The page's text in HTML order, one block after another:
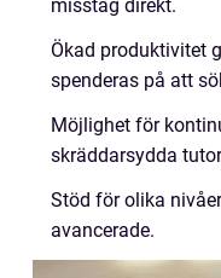
misstag direkt.
Ökad produktivitet
spenderas på att
Möjlighet för
skräddarsydda
Stöd för olika
avancerade.